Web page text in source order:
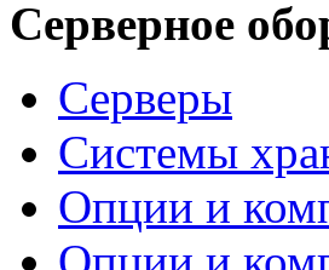
Серверное
Серверы
Системы
Опции и